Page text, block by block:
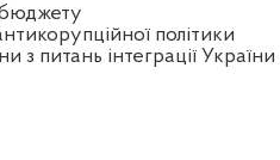
бюджету
політики
питань інтеграції